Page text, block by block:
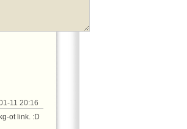
11 20:16
ot link. :D